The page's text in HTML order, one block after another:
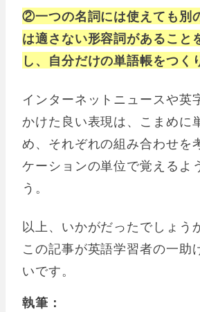
②一つの名詞には使えても別
は適さない形容詞があること
し、自分だけの単語帳をつく
インターネットニュースや英
かけた良い表現は、こまめに
め、それぞれの組み合わせを
ケーションの単位で覚えるよ
う。
以上、いかがだったでしょう
この記事が英語学習者の一助
いです。
執筆：